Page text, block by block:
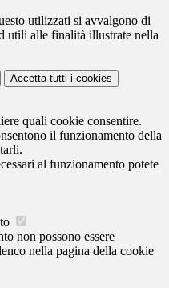
utilizzati si avvalgono di
utili alle finalità illustrate nella
Accetta tutti i cookies
quali cookie consentire.
il funzionamento della
al funzionamento potete
non possono essere
nella pagina della cookie